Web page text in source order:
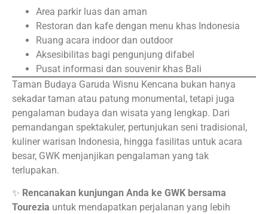
Area parkir luas dan aman
Restoran dan kafe dengan menu khas Indonesia
Ruang acara indoor dan outdoor
Aksesibilitas bagi pengunjung difabel
Pusat informasi dan souvenir khas Bali
Taman Budaya Garuda Wisnu Kencana bukan hanya
sekadar taman atau patung monumental, tetapi juga
pengalaman budaya dan wisata yang lengkap. Dari
pemandangan spektakuler, pertunjukan seni tradisional,
kuliner warisan Indonesia, hingga fasilitas untuk acara
besar, GWK menjanjikan pengalaman yang tak
terlupakan.
✨ Rencanakan kunjungan Anda ke GWK bersama
Tourezia untuk mendapatkan perjalanan yang lebih